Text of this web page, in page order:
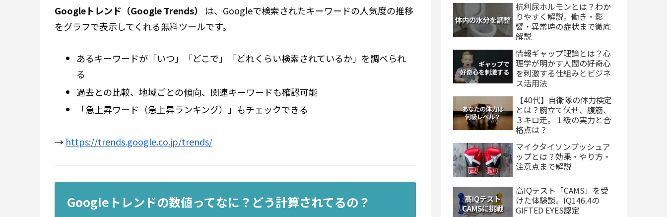
Googleトレンド（Google Trends）
は、Googleで検索されたキーワードの人気度の推移
をグラフで表示してくれる無料ツールです。
あるキーワードが「いつ」「どこで」「どれくらい検索されているか」を調べられ
る
過去との比較、地域ごとの傾向、関連キーワードも確認可能
「急上昇ワード（急上昇ランキング）」もチェックできる
→ https://trends.google.co.jp/trends/
Googleトレンドの数値ってなに？どう計算されてるの？
抗利尿ホルモンとは？わか
りやすく解説。働き・影
響・異常時の症状まで徹底
解説
情報ギャップ理論とは？心
理学が明かす人間の好奇心
を刺激する仕組みとビジネ
ス活用法
【40代】自衛隊の体力検定
とは？腕立て伏せ、腹筋、
３キロ走。１級の実力と合
格点は？
マイクタイソンプッシュア
ップとは？効果・やり方・
注意点まで解説
高IQテスト「CAMS」を受
けた体験談。IQ146.4の
GIFTED EYES認定